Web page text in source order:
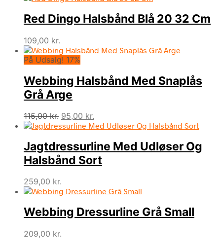
Red Dingo Halsbånd Blå 20 32 Cm
109,00 kr.
På Udsalg! 17%
Webbing Halsbånd Med Snaplås
Grå Arge
115,00kr. Den
oprindelige
var:
115,00 kr..
95,00 kr.
aktuelle
er:
95,00 kr..
Jagtdressurline Med Udløser Og
Halsbånd Sort
259,00 kr.
Webbing Dressurline Grå Small
209,00 kr.